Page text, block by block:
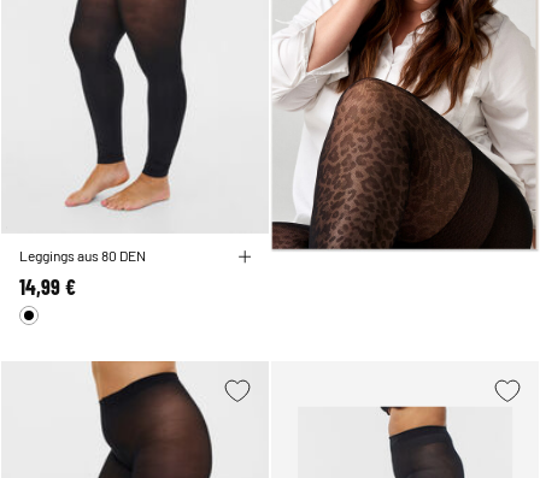
Leggings aus 80 DEN
14,99 €